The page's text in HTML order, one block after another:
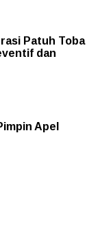
Patuh Toba
dan
Apel